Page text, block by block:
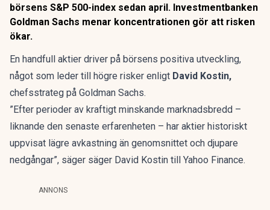
börsens S&P 500-index sedan april. Investmentbanken
Goldman Sachs menar koncentrationen gör att risken
ökar.
En handfull aktier driver på börsens positiva utveckling,
något som leder till högre risker enligt David Kostin,
chefsstrateg på Goldman Sachs.
”Efter perioder av kraftigt minskande marknadsbredd –
liknande den senaste erfarenheten – har aktier historiskt
uppvisat lägre avkastning än genomsnittet och djupare
nedgångar”, säger säger David Kostin till Yahoo Finance.
ANNONS